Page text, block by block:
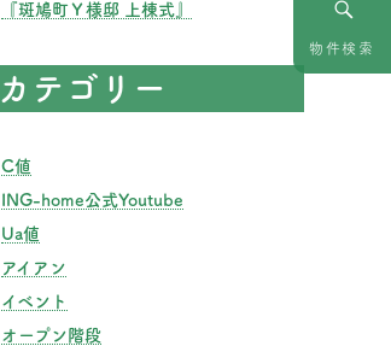
『斑鳩町Ｙ様邸 上棟式』
カテゴリー
C値
ING-home公式Youtube
Ua値
アイアン
イベント
オープン階段
物件検索